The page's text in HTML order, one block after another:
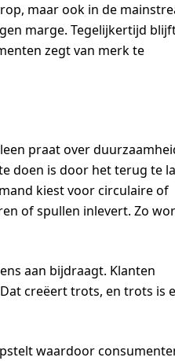
maar ook in de
marge. Tegelijkertijd
zegt van merk te
praat over
doen is door het terug te
kiest voor circulaire of
of spullen inlevert. Zo
aan bijdraagt. Klanten
creëert trots, en trots is
waardoor